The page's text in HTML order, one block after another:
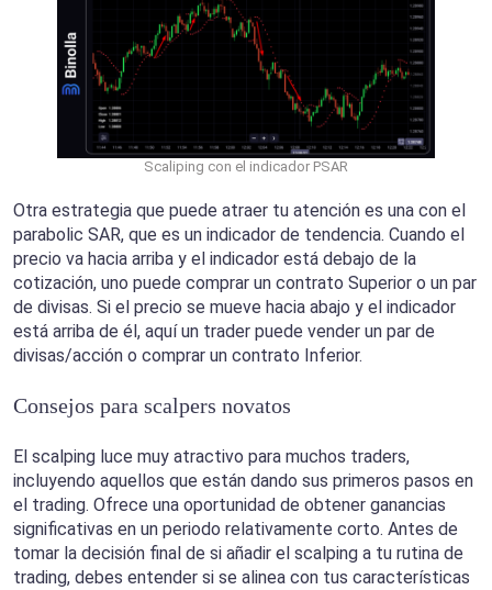
Scaliping con el indicador PSAR
Otra estrategia que puede atraer tu atención es una con el
parabolic SAR, que es un indicador de tendencia. Cuando el
precio va hacia arriba y el indicador está debajo de la
cotización, uno puede comprar un contrato Superior o un par
de divisas. Si el precio se mueve hacia abajo y el indicador
está arriba de él, aquí un trader puede vender un par de
divisas/acción o comprar un contrato Inferior.
Consejos para scalpers novatos
El scalping luce muy atractivo para muchos traders,
incluyendo aquellos que están dando sus primeros pasos en
el trading. Ofrece una oportunidad de obtener ganancias
significativas en un periodo relativamente corto. Antes de
tomar la decisión final de si añadir el scalping a tu rutina de
trading, debes entender si se alinea con tus características